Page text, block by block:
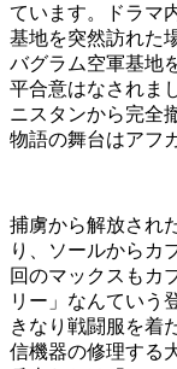
ています。ドラマ
基地を突然訪れた
バグラム空軍基地
平合意はなされま
ニスタンから完全
物語の舞台はアフ
捕虜から解放され
り、ソールからカ
回のマックスもカ
リー」なんていう
きなり戦闘服を着
信機器の修理する